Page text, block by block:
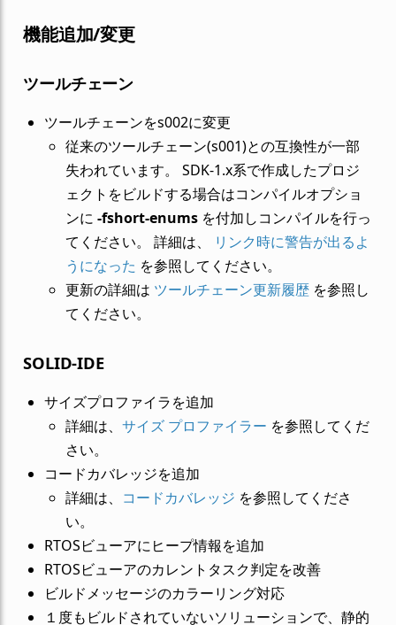
機能追加/変更
ツールチェーン
ツールチェーンをs002に変更
従来のツールチェーン(s001)との互換性が一部
失われています。 SDK-1.x系で作成したプロジ
ェクトをビルドする場合はコンパイルオプショ
ンに -fshort-enumsを付加しコンパイルを行っ
てください。 詳細は、
リンク時に警告が出るよ
うになった を参照してください。
更新の詳細は ツールチェーン更新履歴を参照し
てください。
SOLID-IDE
サイズプロファイラを追加
詳細は、 サイズ プロファイラー を参照してくだ
さい。
コードカバレッジを追加
詳細は、 コードカバレッジ を参照してくださ
い。
RTOSビューアにヒープ情報を追加
RTOSビューアのカレントタスク判定を改善
ビルドメッセージのカラーリング対応
１度もビルドされていないソリューションで、静的